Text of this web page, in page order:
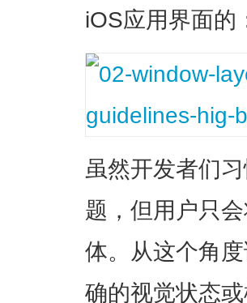
iOS应用界面的
虽然开发者们
题，但用户只
体。从这个角
确的视觉状态或